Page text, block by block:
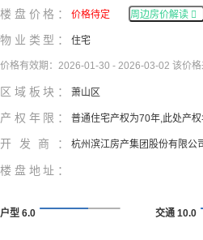
楼盘价格： 价格待定 周边房价解读 
物业类型： 住宅
价格有效期：2026-01-30 - 2026-03-02 该价
区域板块： 萧山区
产权年限： 普通住宅产权为70年,此处产权年
开发商： 杭州滨江房产集团股份有限公
楼盘地址：
户型 6.0 交通 10.0